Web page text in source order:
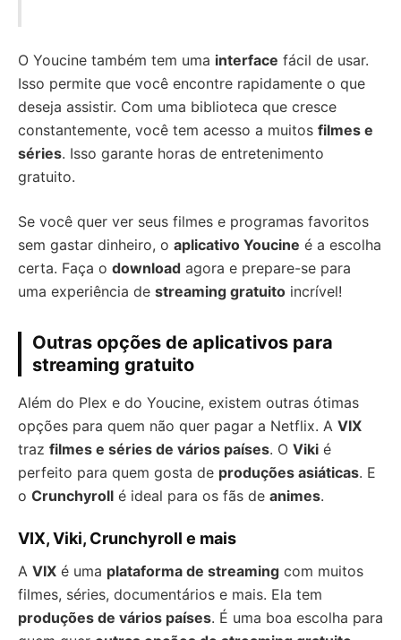
O Youcine também tem uma interface fácil de usar.
Isso permite que você encontre rapidamente o que
deseja assistir. Com uma biblioteca que cresce
constantemente, você tem acesso a muitos filmes e
séries. Isso garante horas de entretenimento
gratuito.
Se você quer ver seus filmes e programas favoritos
sem gastar dinheiro, o aplicativo Youcine é a escolha
certa. Faça o download agora e prepare-se para
uma experiência de streaming gratuito incrível!
Outras opções de aplicativos para
streaming gratuito
Além do Plex e do Youcine, existem outras ótimas
opções para quem não quer pagar a Netflix. A VIX
traz filmes e séries de vários países. O Viki é
perfeito para quem gosta de produções asiáticas. E
o Crunchyroll é ideal para os fãs de animes.
VIX, Viki, Crunchyroll e mais
A VIX é uma plataforma de streaming com muitos
filmes, séries, documentários e mais. Ela tem
produções de vários países. É uma boa escolha para